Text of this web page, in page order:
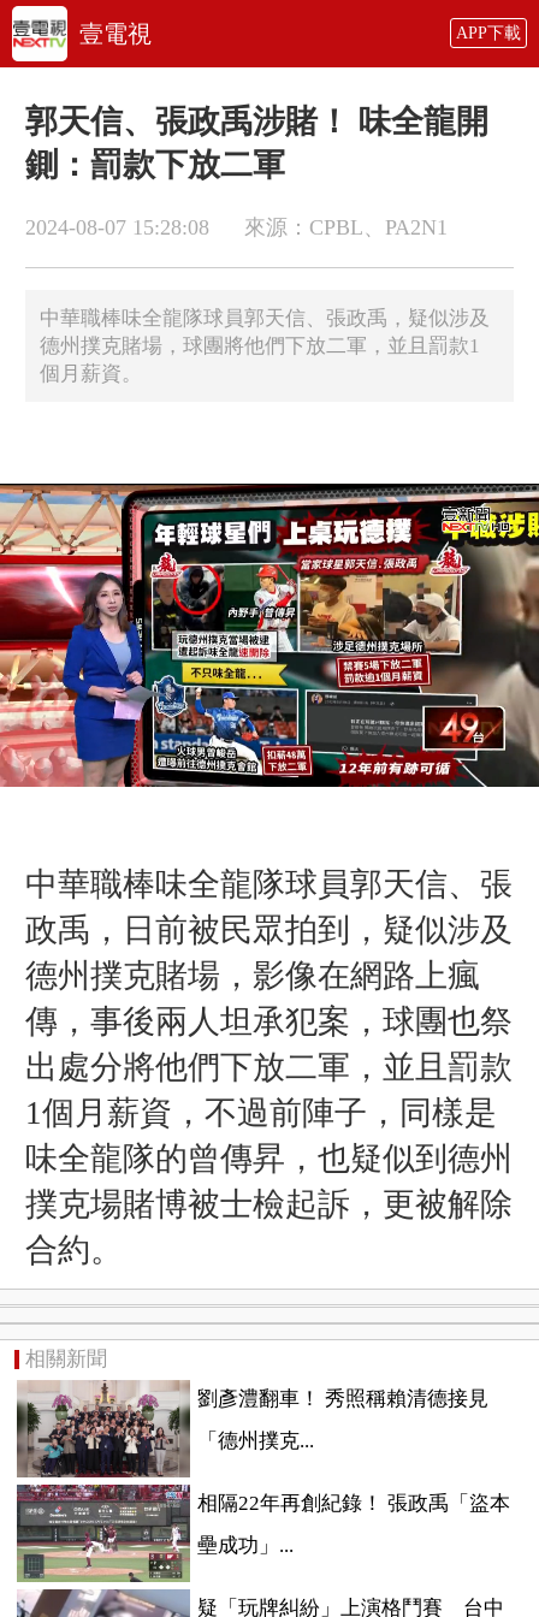
壹電視 APP下載
郭天信、張政禹涉賭！ 味全龍開
鍘：罰款下放二軍
2024-08-07 15:28:08 來源：CPBL、PA2N1
​中華職棒味全龍隊球員郭天信、張政禹，疑似涉及
德州撲克賭場，球團將他們下放二軍，並且罰款1
個月薪資。
中華職棒味全龍隊球員郭天信、張
政禹，日前被民眾拍到，疑似涉及
德州撲克賭場，影像在網路上瘋
傳，事後兩人坦承犯案，球團也祭
出處分將他們下放二軍，並且罰款
1個月薪資，不過前陣子，同樣是
味全龍隊的曾傳昇，也疑似到德州
撲克場賭博被士檢起訴，更被解除
合約。
相關新聞
劉彥澧翻車！ 秀照稱賴清德接見
「德州撲克...
相隔22年再創紀錄！ 張政禹「盜本
壘成功」...
疑「玩牌糾紛」上演格鬥賽 台中